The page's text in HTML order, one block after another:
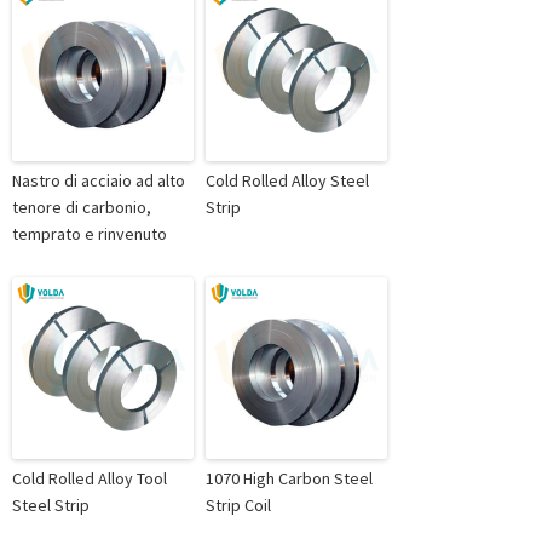
Nastro di acciaio ad alto
tenore di carbonio,
temprato e rinvenuto
Cold Rolled Alloy Steel
Strip
Cold Rolled Alloy Tool
Steel Strip
1070 High Carbon Steel
Strip Coil